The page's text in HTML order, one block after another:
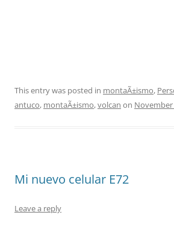
This entry was posted in montaÃ±ismo,
antuco, montaÃ±ismo,volcan on November
Mi nuevo celular E72
Leave a reply